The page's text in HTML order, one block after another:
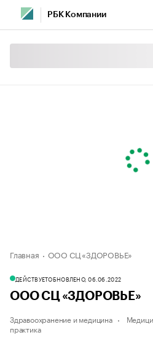
РБК Компании
Главная ООО СЦ «ЗДОРОВЬЕ»
ДЕЙСТВУЕТОБНОВЛЕНО, 06.06.2022
ООО СЦ «ЗДОРОВЬЕ»
Здравоохранение и медицина
практика